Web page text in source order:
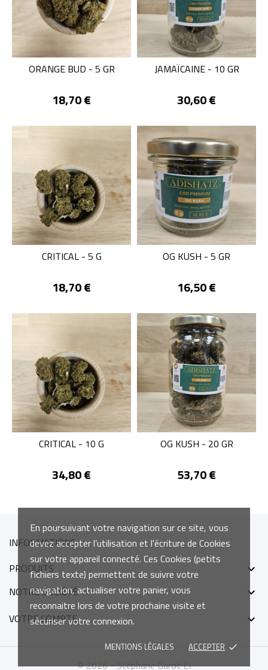
En poursuivant votre navigation sur ce site, vous
devez accepter l’utilisation et l'écriture de Cookies
sur votre appareil connecté. Ces Cookies (petits
fichiers texte) permettent de suivre votre
navigation, actualiser votre panier, vous
reconnaitre lors de votre prochaine visite et
sécuriser votre connexion.
MENTIONS LÉGALES ACCEPTER done
ORANGE BUD - 5 GR
Prix
18,70 €
JAMAÏCAINE - 10 GR
Prix
30,60 €
CRITICAL - 5 G
Prix
18,70 €
OG KUSH - 5 GR
Prix
16,50 €
CRITICAL - 10 G
Prix
34,80 €
OG KUSH - 20 GR
Prix
53,70 €
INFORMATIONS
PRODUITS

NOTRE SOCIÉTÉ

VOTRE COMPTE

© 2026 - Stéphane Garot EI